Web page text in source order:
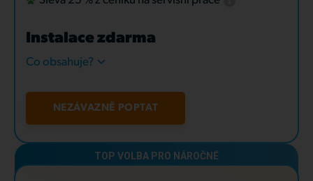
Instalace zdarma
Co obsahuje?
NEZÁVAZNĚ POPTAT